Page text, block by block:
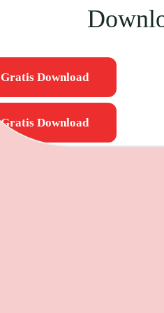
Gratis Download
Gratis Download